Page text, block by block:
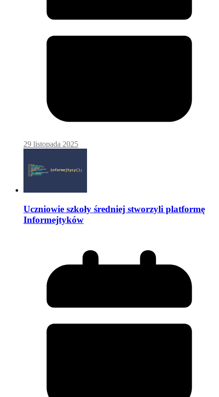
29 listopada 2025
Uczniowie szkoły średniej stworzyli platformę
Informejtyków